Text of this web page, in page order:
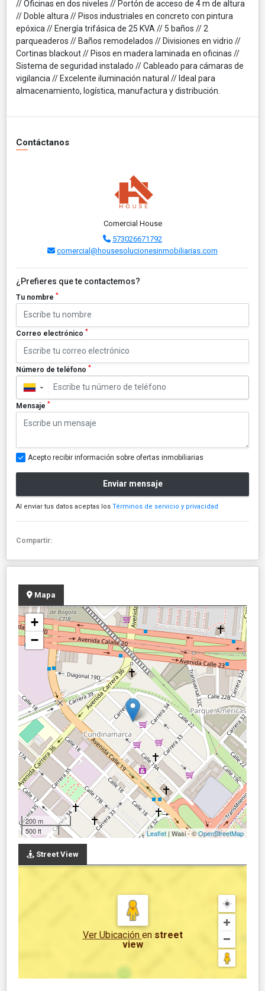
// Oficinas en dos niveles // Portón de acceso de 4 m de altura
// Doble altura // Pisos industriales en concreto con pintura
epóxica // Energía trifásica de 25 KVA // 5 baños // 2
parqueaderos // Baños remodelados // Divisiones en vidrio //
Cortinas blackout // Pisos en madera laminada en oficinas //
Sistema de seguridad instalado // Cableado para cámaras de
vigilancia // Excelente iluminación natural // Ideal para
almacenamiento, logística, manufactura y distribución.
Contáctanos
Comercial House
573026671792
comercial@housesolucionesinmobiliarias.com
¿Prefieres que te contactemos?
Tu nombre *
Correo electrónico *
Número de teléfono *
▼
Mensaje *
Acepto recibir información sobre ofertas inmobiliarias
Enviar mensaje
Al enviar tus datos aceptas los Términos de servicio y privacidad
Compartir:
Mapa
+
−
200 m
500 ft
Leaflet | Wasi - ©OpenStreetMap
Street View
Ver Ubicación en street
view